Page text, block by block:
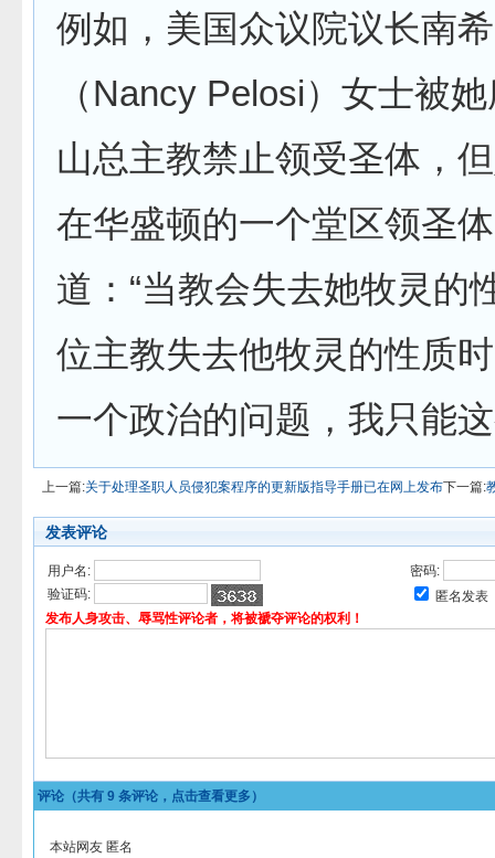
例如，美国众议院议长南
（Nancy Pelosi）女士被
山总主教禁止领受圣体，
在华盛顿的一个堂区领圣
道：“当教会失去她牧灵的
位主教失去他牧灵的性质
一个政治的问题，我只能
上一篇:关于处理圣职人员侵犯案程序的更新版指导手册已在网上发布下一篇:
发表评论
用户名:
密码:
验证码:
匿名发表
发布人身攻击、辱骂性评论者，将被褫夺评论的权利！
评论（共有 9 条评论，点击查看更多）
本站网友 匿名